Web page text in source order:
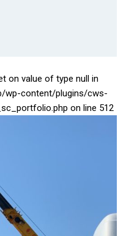
on value of type null in
wp-content/plugins/cws-
on line 512